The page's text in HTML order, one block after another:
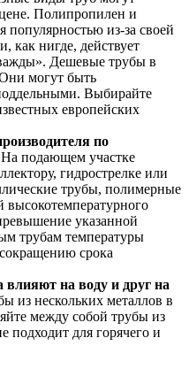
Полипропилен и
популярностью из-за своей
как нигде, действует
Дешевые трубы в
могут быть
Выбирайте
европейских
по
На подающем участке
гидрострелке или
трубы, полимерные
высокотемпературного
указанной
трубам температуры
срока
на воду и друг на
из нескольких металлов в
между собой трубы из
подходит для горячего и